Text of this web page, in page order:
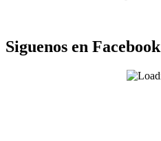
Siguenos en Facebook